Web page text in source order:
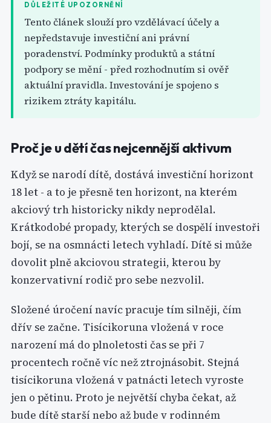
DŮLEŽITÉ UPOZORNĚNÍ
Tento článek slouží pro vzdělávací účely a
nepředstavuje investiční ani právní
poradenství. Podmínky produktů a státní
podpory se mění - před rozhodnutím si ověř
aktuální pravidla. Investování je spojeno s
rizikem ztráty kapitálu.
Proč je u dětí čas nejcennější aktivum
Když se narodí dítě, dostává investiční horizont
18 let - a to je přesně ten horizont, na kterém
akciový trh historicky nikdy neprodělal.
Krátkodobé propady, kterých se dospělí investoři
bojí, se na osmnácti letech vyhladí. Dítě si může
dovolit plně akciovou strategii, kterou by
konzervativní rodič pro sebe nezvolil.
Složené úročení navíc pracuje tím silněji, čím
dřív se začne. Tisícikoruna vložená v roce
narození má do plnoletosti čas se při 7
procentech ročně víc než ztrojnásobit. Stejná
tisícikoruna vložená v patnácti letech vyroste
jen o pětinu. Proto je největší chyba čekat, až
bude dítě starší nebo až bude v rodinném